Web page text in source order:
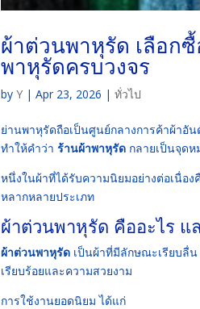
ผ้าต่วนพาหุรัด เลือก
พาหุรัดครบวงจร
by Y | Apr 23, 2026 | ทั่วไป
ย่านพาหุรัดถือเป็นศูนย์กลางการค้าผ้าอั
ทำให้คำว่า ร้านผ้าพาหุรัด กลายเป็นจุด
หนึ่งในผ้าที่ได้รับความนิยมอย่างต่อเนื่อง
หลากหลายประเภท
ผ้าต่วนพาหุรัด คืออะไร แ
ผ้าต่วนพาหุรัด เป็นผ้าที่มีลักษณะเรียบลื่
เรียบร้อยและความสวยงาม
การใช้งานยอดนิยม ได้แก่